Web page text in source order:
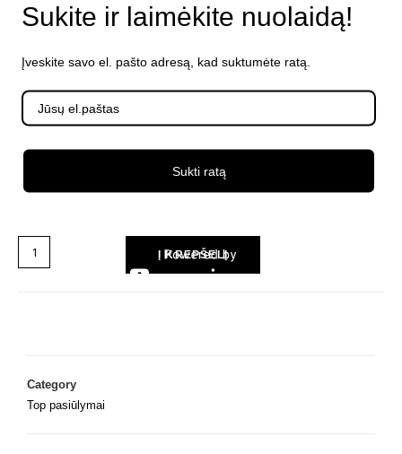
Pristatymas 6-9 d.d
€109.99
€59.99
Į KREPŠELĮ
Category
Top pasiūlymai
Sukite ir laimėkite nuolaidą!
Įveskite savo el. pašto adresą, kad suktumėte ratą.
Sukti ratą